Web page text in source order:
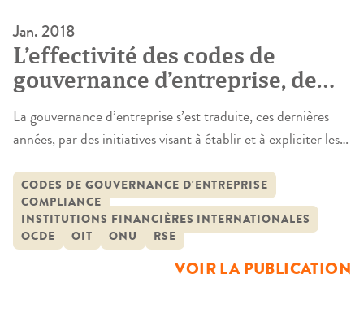
Jan. 2018
L’effectivité des codes de
gouvernance d’entreprise, de
l’intérêt du droit international
pour apprécier l’opportunité
d’une réforme législative en
France
La gouvernance d’entreprise s’est traduite, ces dernières
années, par des initiatives visant à établir et à expliciter les «
un ensemble de codes de gouvernance d’application
volontaire. En France, nombre des règles matérielles de
gouvernance ne sont pas contenues dans des textes
législatifs ou réglementaires […]
CODES DE GOUVERNANCE D'ENTREPRISE
COMPLIANCE
INSTITUTIONS FINANCIÈRES INTERNATIONALES
OCDE
OIT ONU RSE
VOIR LA PUBLICATION